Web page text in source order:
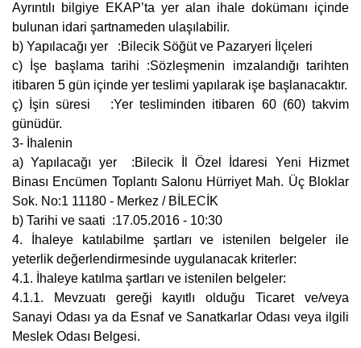
Ayrıntılı bilgiye EKAP’ta yer alan ihale dokümanı içinde
bulunan idari şartnameden ulaşılabilir.
b) Yapılacağı yer :Bilecik Söğüt ve Pazaryeri İlçeleri
c) İşe başlama tarihi :Sözleşmenin imzalandığı tarihten
itibaren 5 gün içinde yer teslimi yapılarak işe başlanacaktır.
ç) İşin süresi :Yer tesliminden itibaren 60 (60) takvim
günüdür.
3- İhalenin
a) Yapılacağı yer :Bilecik İl Özel İdaresi Yeni Hizmet
Binası Encümen Toplantı Salonu Hürriyet Mah. Üç Bloklar
Sok. No:1 11180 - Merkez / BİLECİK
b) Tarihi ve saati :17.05.2016 - 10:30
4. İhaleye katılabilme şartları ve istenilen belgeler ile
yeterlik değerlendirmesinde uygulanacak kriterler:
4.1. İhaleye katılma şartları ve istenilen belgeler:
4.1.1. Mevzuatı gereği kayıtlı olduğu Ticaret ve/veya
Sanayi Odası ya da Esnaf ve Sanatkarlar Odası veya ilgili
Meslek Odası Belgesi.